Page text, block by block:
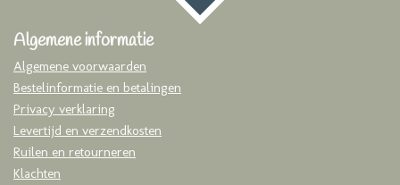
Algemene informatie
Algemene voorwaarden
Bestelinformatie en betalingen
Privacy verklaring
Levertijd en verzendkosten
Ruilen en retourneren
Klachten